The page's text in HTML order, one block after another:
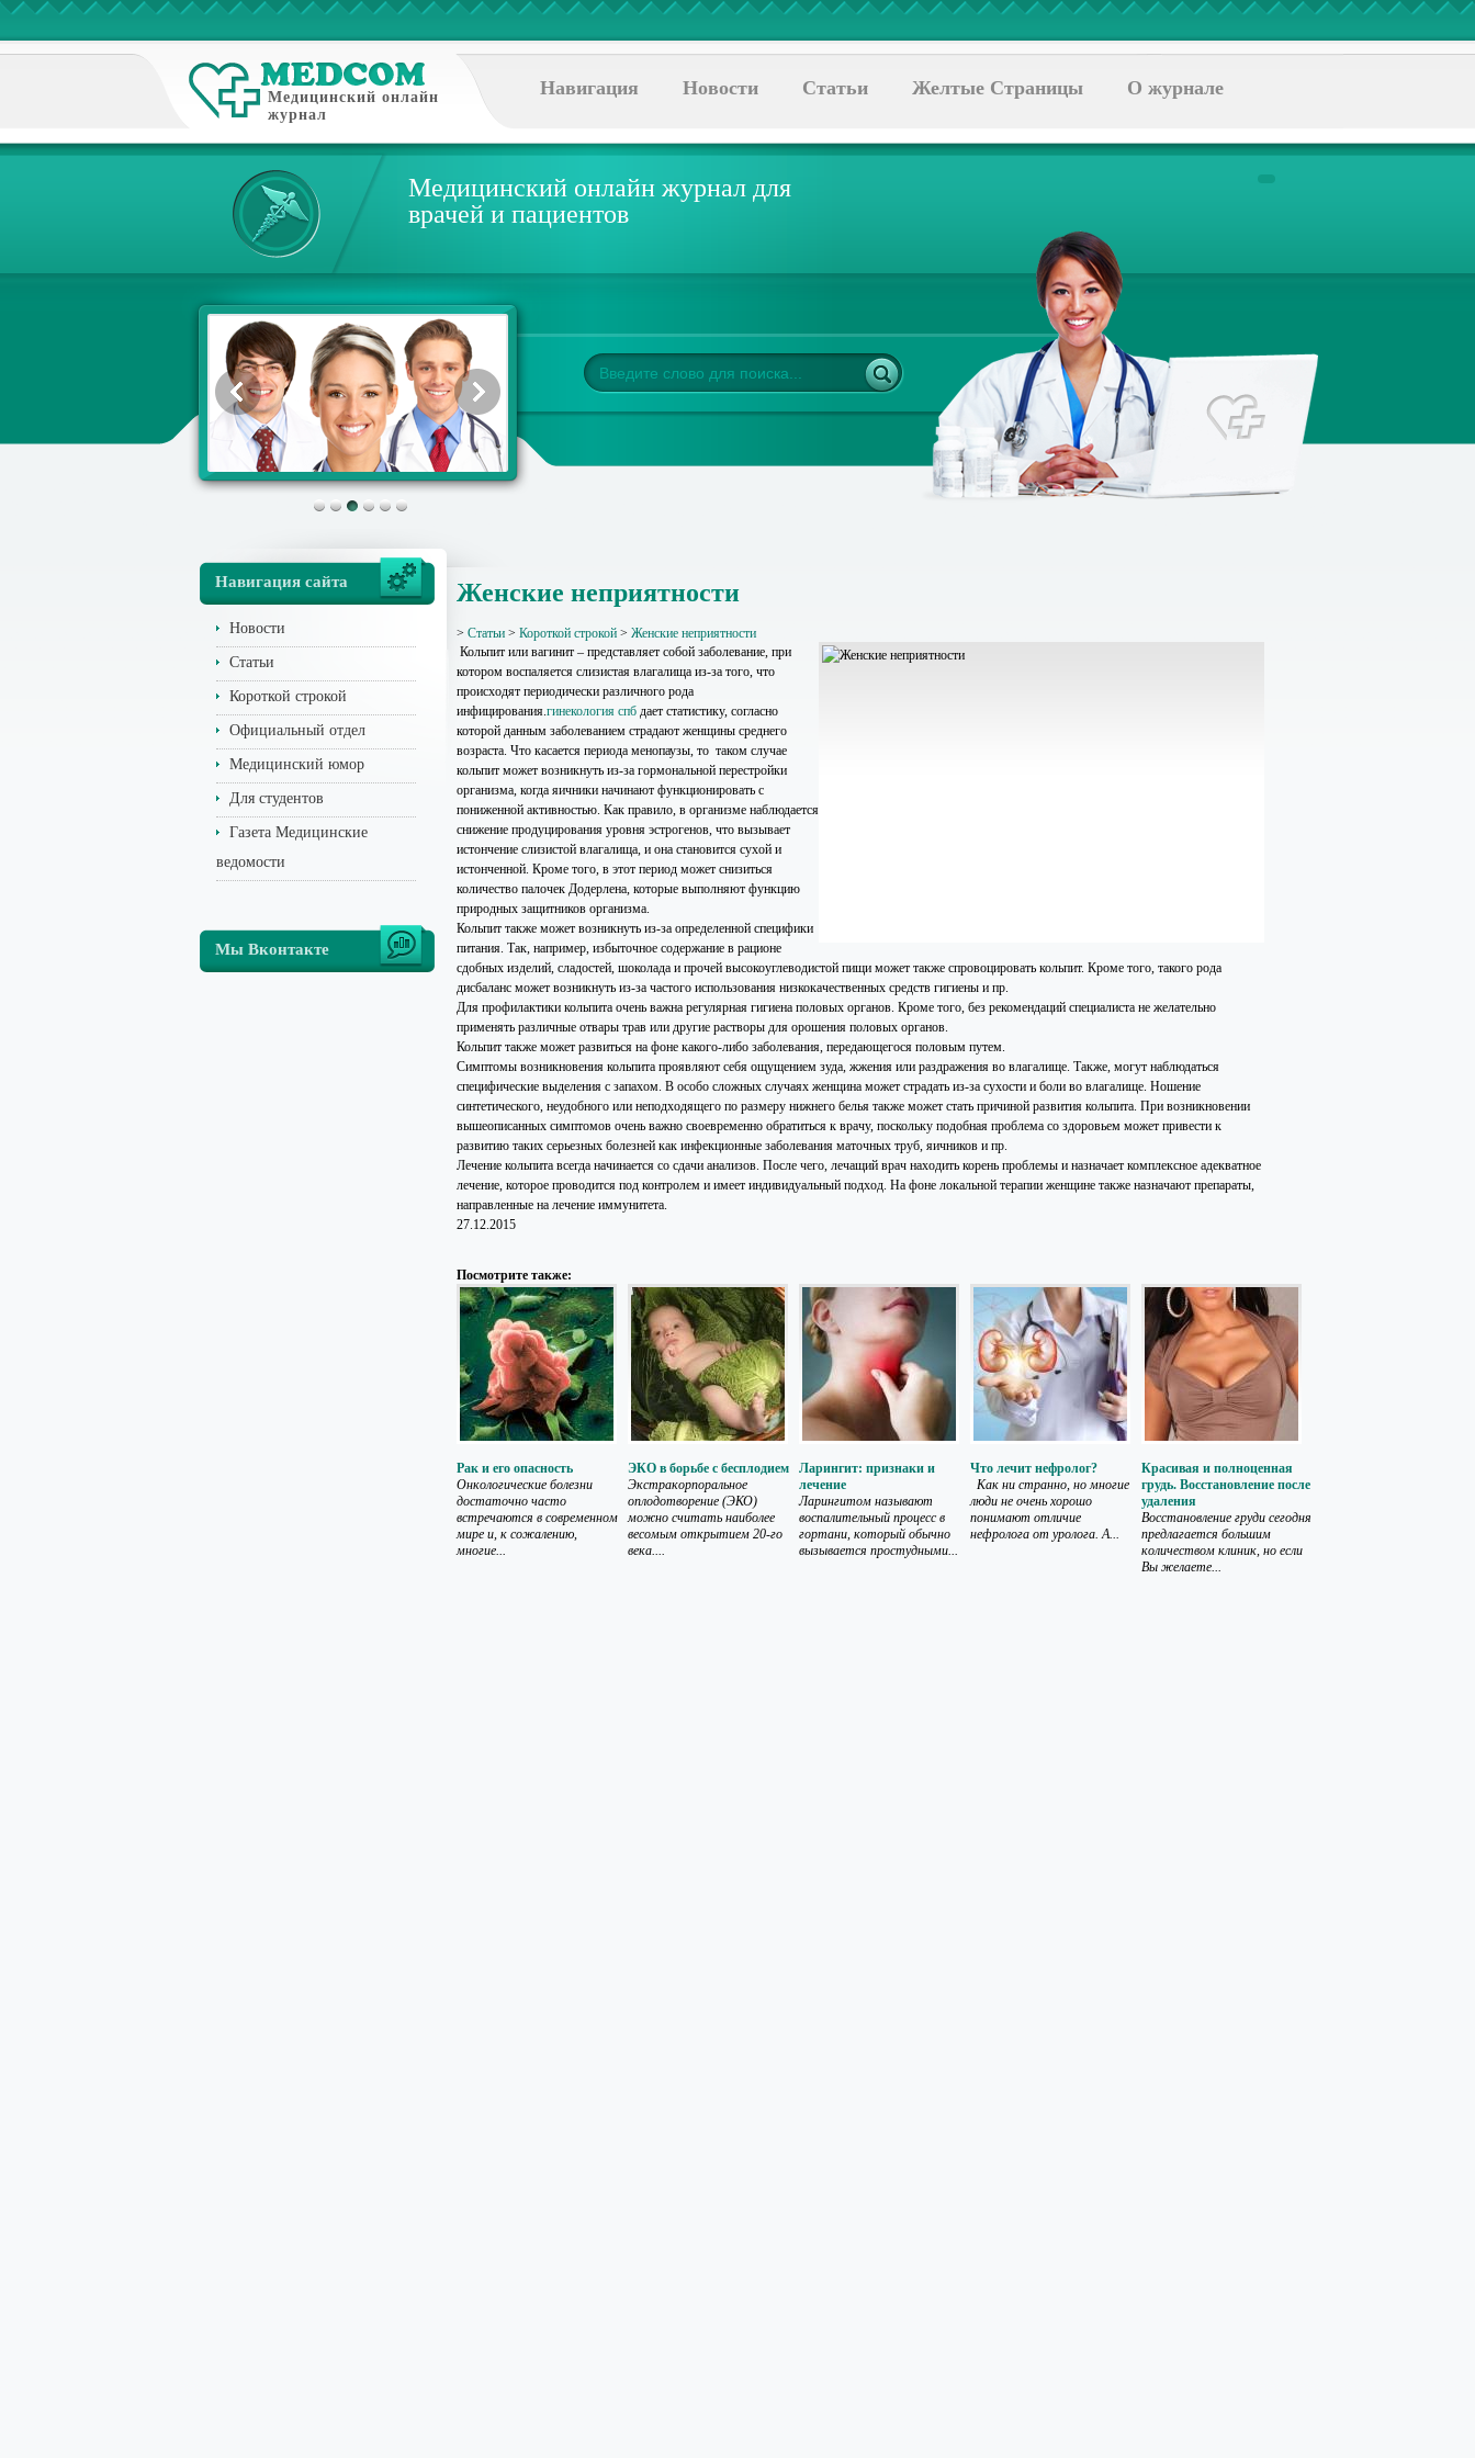
Медицинский онлайн
журнал
Навигация Новости Статьи Желтые Страницы О журнале
Медицинский онлайн журнал для
врачей и пациентов
Навигация сайта
Новости
Статьи
Короткой строкой
Официальный отдел
Медицинский юмор
Для студентов
Газета Медицинские
ведомости
Мы Вконтакте
Женские неприятности
> Статьи > Короткой строкой > Женские неприятности
Кольпит или вагинит – представляет собой заболевание, при
котором воспаляется слизистая влагалища из-за того, что
происходят периодически различного рода
инфицирования.гинекология спб дает статистику, согласно
которой данным заболеванием страдают женщины среднего
возраста. Что касается периода менопаузы, то таком случае
кольпит может возникнуть из-за гормональной перестройки
организма, когда яичники начинают функционировать с
пониженной активностью. Как правило, в организме наблюдается
снижение продуцирования уровня эстрогенов, что вызывает
истончение слизистой влагалища, и она становится сухой и
истонченной. Кроме того, в этот период может снизиться
количество палочек Додерлена, которые выполняют функцию
природных защитников организма.
Кольпит также может возникнуть из-за определенной специфики
питания. Так, например, избыточное содержание в рационе
сдобных изделий, сладостей, шоколада и прочей высокоуглеводистой пищи может также спровоцировать кольпит. Кроме того, такого рода
дисбаланс может возникнуть из-за частого использования низкокачественных средств гигиены и пр.
Для профилактики кольпита очень важна регулярная гигиена половых органов. Кроме того, без рекомендаций специалиста не желательно
применять различные отвары трав или другие растворы для орошения половых органов.
Кольпит также может развиться на фоне какого-либо заболевания, передающегося половым путем.
Симптомы возникновения кольпита проявляют себя ощущением зуда, жжения или раздражения во влагалище. Также, могут наблюдаться
специфические выделения с запахом. В особо сложных случаях женщина может страдать из-за сухости и боли во влагалище. Ношение
синтетического, неудобного или неподходящего по размеру нижнего белья также может стать причиной развития кольпита. При возникновении
вышеописанных симптомов очень важно своевременно обратиться к врачу, поскольку подобная проблема со здоровьем может привести к
развитию таких серьезных болезней как инфекционные заболевания маточных труб, яичников и пр.
Лечение кольпита всегда начинается со сдачи анализов. После чего, лечащий врач находить корень проблемы и назначает комплексное адекватное
лечение, которое проводится под контролем и имеет индивидуальный подход. На фоне локальной терапии женщине также назначают препараты,
направленные на лечение иммунитета.
27.12.2015
Посмотрите также:
Рак и его опасность
Онкологические болезни
достаточно часто
встречаются в современном
мире и, к сожалению,
многие...
ЭКО в борьбе с бесплодием
Экстракорпоральное
оплодотворение (ЭКО)
можно считать наиболее
весомым открытием 20-го
века....
Ларингит: признаки и
лечение
Ларингитом называют
воспалительный процесс в
гортани, который обычно
вызывается простудными...
Что лечит нефролог?
Как ни странно, но многие
люди не очень хорошо
понимают отличие
нефролога от уролога. А...
Красивая и полноценная
грудь. Восстановление после
удаления
Восстановление груди сегодня
предлагается большим
количеством клиник, но если
Вы желаете...